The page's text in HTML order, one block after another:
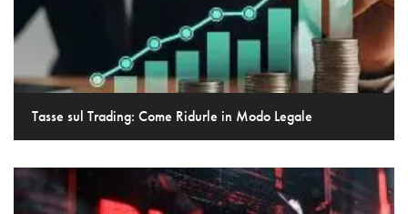
Tasse sul Trading: Come Ridurle in Modo Legale